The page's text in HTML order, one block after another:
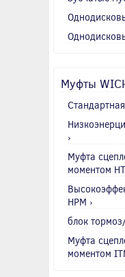
Муфты
›
Муфта
моментом
HPM ›
блок
Муфта
моментом